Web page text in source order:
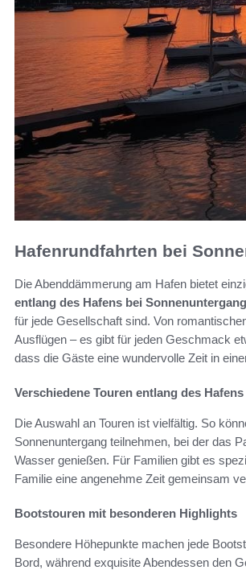
Hafenrundfahrten bei
Die Abenddämmerung am Hafen bietet
entlang des Hafens bei Sonnenuntergang
für jede Gesellschaft sind. Von
Ausflügen – es gibt für jeden Geschmack
dass die Gäste eine wundervolle Zeit in
Verschiedene Touren entlang des Hafens
Die Auswahl an Touren ist vielfältig. So
Sonnenuntergang teilnehmen, bei der das
Wasser genießen. Für Familien gibt es
Familie eine angenehme Zeit gemeinsam
Bootstouren mit besonderen Highlights
Besondere Höhepunkte machen jede
Bord, während exquisite Abendessen den